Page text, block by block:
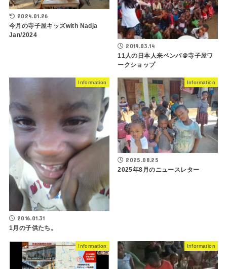
2024.01.26
今月の寺子屋キッズwith Nadja
Jan/2024
2019.03.14
11人の日本人来ペンバ＠寺子屋ワ
ークショップ
Information
2016.01.31
1月の子供たち。
Information
2025.08.25
2025年8月のニュースレター
Information Information